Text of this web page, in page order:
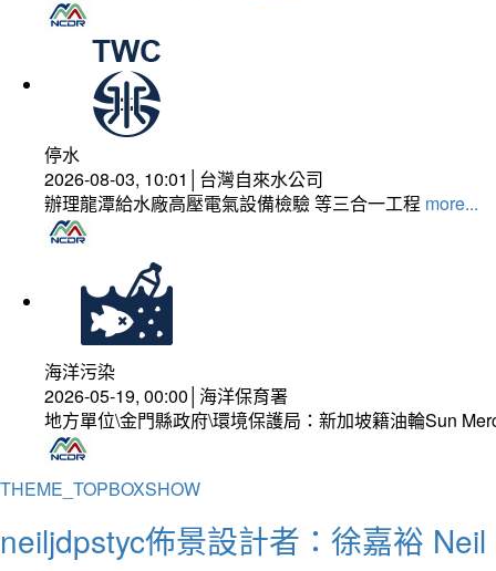
停水
2026-08-03, 10:01│台灣自來水公司
辦理龍潭給水廠高壓電氣設備檢驗 等三合一工程 more...
海洋污染
2026-05-19, 00:00│海洋保育署
地方單位\金門縣政府\環境保護局：新加坡籍油輪Sun
THEME_TOPBOXSHOW
neiljdpstyc佈景設計者：徐嘉裕